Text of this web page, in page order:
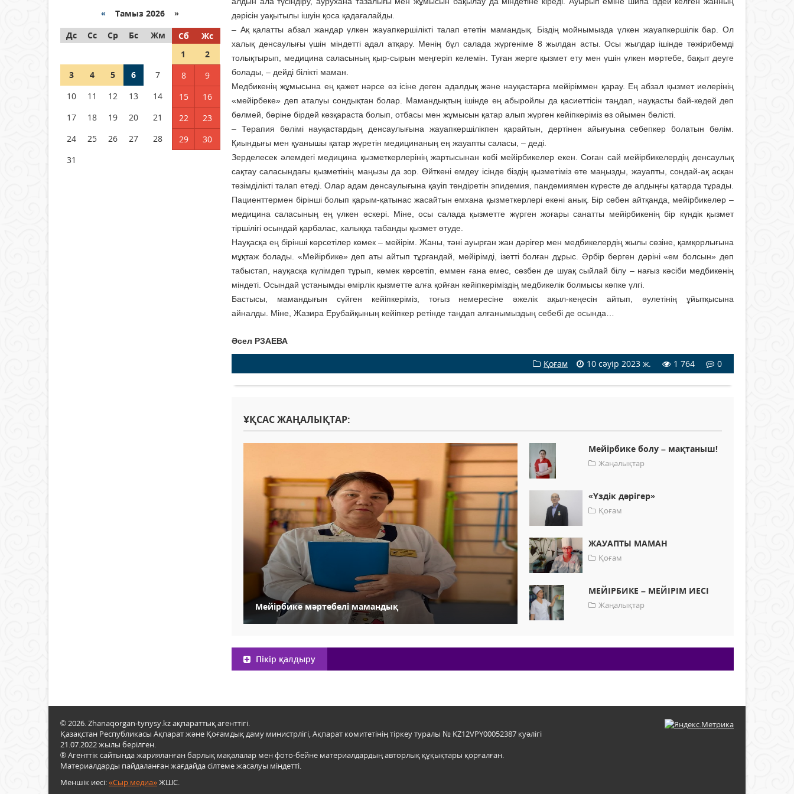
энергиясын өндіру бойынша
04 тамыз 2026 ж. 105
МЕ?
04 тамыз 2026 ж. 96
байланысты суды үнемдей
« Тамыз 2026 »
Дс
Сс Ср Бс Жм Сб
Жс
1
2
3
4 5 6 7 8
9
10
11 12 13 14 15
16
17
18 19 20 21 22
23
24
25 26 27 28 29
30
31
дәрісін уақытылы ішуін қоса қадағалайды.
– Ақ қалатты абзал жандар үлкен жауапкершілікті талап ететін мамандық. Біздің мойнымызда үлкен жауап­кершілік бар. Ол
халық денсаулығы үшін міндетті адал атқару. Менің бұл салада жүргеніме 8 жылдан асты. Осы жылдар ішінде тәжірибемді
толықтырып, медицина саласының қыр-сырын меңгеріп келемін. Туған жерге қызмет ету мен үшін үлкен мәртебе, бақыт деуге
болады, – дейді білікті маман.
Медбикенің жұмысына ең қажет нәрсе өз ісіне деген адалдық және науқас­тарға мейіріммен қарау. Ең абзал қызмет иелерінің
«мейірбеке» деп аталуы сондықтан болар. Мамандықтың ішінде ең абыройлы да қасиеттісін таңдап, науқасты бай-кедей деп
бөлмей, бәріне бірдей көзқараста болып, отбасы мен жұмысын қатар алып жүрген кейіпкеріміз өз ойымен бөлісті.
– Терапия бөлімі науқастардың денсаулығына жауапкершілікпен қарайтын, дертінен айығуына себепкер болатын бөлім.
Қиындығы мен қуанышы қатар жүретін медицинаның ең жауапты саласы, – деді.
Зерделесек әлемдегі медицина қызметкерлерінің жартысынан көбі мейірбикелер екен. Соған сай мей­ір­бикелердің денсаулық
сақтау сала­сындағы қызметінің маңызы да зор. Өйткені емдеу ісінде біздің қызметіміз өте маңызды, жауапты, сондай-ақ асқан
төзімділікті талап етеді. Олар адам денсаулығына қауіп төндіретін эпидемия, пандемиямен күресте де алдыңғы қатарда тұрады.
Пациенттермен бірінші болып қарым-қатынас жасайтын емхана қызметкерлері екені анық. Бір сөбен айтқанда, мейірбикелер –
медицина саласының ең үлкен әскері. Міне, осы салада қызметте жүрген жоғары санатты мейірбикенің бір күндік қызмет
тіршілігі осындай қарбалас, халыққа табанды қызмет өтуде.
Науқасқа ең бірінші көрсетілер көмек – мейірім. Жаны, тәні ауырған жан дәрігер мен медбикелердің жылы сөзіне, қамқорлығына
мұқтаж болады. «Мейірбике» деп аты айтып тұрғандай, мейірімді, ізетті болған дұрыс. Әрбір берген дәріні «ем болсын» деп
табыстап, науқасқа күлімдеп тұрып, көмек көрсетіп, еммен ғана емес, сөзбен де шуақ сыйлай білу – нағыз кәсіби медбикенің
міндеті. Осындай ұстанымды өмірлік қызметте алға қойған кейіпкеріміздің медбикелік болмысы көпке үлгі.
Бастысы, мамандығын сүйген кейіпкеріміз, тоғыз немересіне әжелік ақыл-кеңесін айтып, әулетінің ұйытқысына
айналды. Міне, Жазира Ерубайқының кейіпкер ретінде таңдап алғанымыздың себебі де осында…
Әсел РЗАЕВА
Қоғам 10 сәуір 2023 ж. 1 764 0
ҰҚСАС ЖАҢАЛЫҚТАР:
Мейірбике мәртебелі мамандық
Мейірбике болу – мақтаныш!
Жаңалықтар
«Үздік дәрігер»
Қоғам
ЖАУАПТЫ МАМАН
Қоғам
МЕЙІРБИКЕ – МЕЙІРІМ ИЕСІ
Жаңалықтар
Пікір қалдыру
© 2026. Zhanaqorgan-tynysy.kz ақпараттық агенттігі.
Қазақстан Республикасы Ақпарат және Қоғамдық даму министрлігі, Ақпарат комитетінің тіркеу туралы № KZ12VPY00052387 куәлігі
21.07.2022 жылы берілген.
® Агенттік сайтында жарияланған барлық мақалалар мен фото-бейне материалдардың авторлық құқықтары қорғалған.
Материалдарды пайдаланған жағдайда сілтеме жасалуы міндетті.
Меншік иесі:«Сыр медиа»ЖШС.